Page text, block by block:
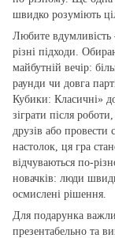
швидко розуміють
Любите вдумливість
різні підходи.
майбутній вечір:
раунди чи довга
Кубики: Класичні»
зіграти після
друзів або
настолок, ця гра
відчуваються
новачків: люди
осмислені рішення.
Для подарунка
презентабельно та